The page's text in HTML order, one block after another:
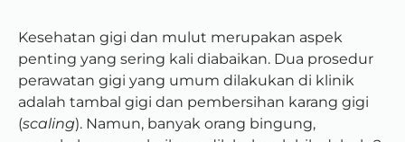
Kesehatan gigi dan mulut merupakan aspek
penting yang sering kali diabaikan. Dua prosedur
perawatan gigi yang umum dilakukan di klinik
adalah tambal gigi dan pembersihan karang gigi
(scaling). Namun, banyak orang bingung,